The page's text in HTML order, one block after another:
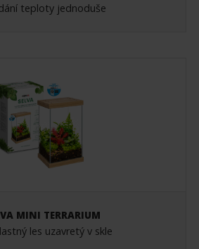
teploty jednoduše
MINI TERRARIUM
les uzavretý v skle